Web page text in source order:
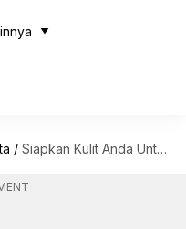
/ Siapkan Kulit Anda Untuk Berpesta: Prosedur Kosmetik Yang Perlu Dipertimbangkan